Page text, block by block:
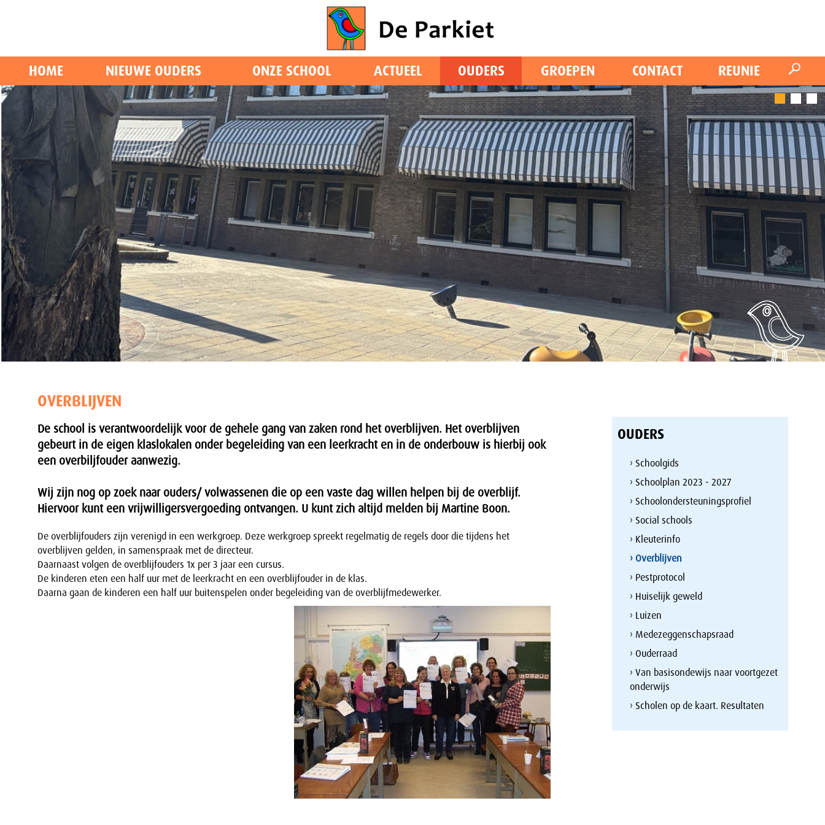
HOME NIEUWE OUDERS ONZE SCHOOL ACTUEEL OUDERS GROEPEN CONTACT REUNIE
OVERBLIJVEN
De school is verantwoordelijk voor de gehele gang van zaken rond het overblijven. Het overblijven
gebeurt in de eigen klaslokalen onder begeleiding van een leerkracht en in de onderbouw is hierbij ook
een overbiljfouder aanwezig.
Wij zijn nog op zoek naar ouders/ volwassenen die op een vaste dag willen helpen bij de overblijf.
Hiervoor kunt een vrijwilligersvergoeding ontvangen. U kunt zich altijd melden bij Martine Boon.
De overblijfouders zijn verenigd in een werkgroep. Deze werkgroep spreekt regelmatig de regels door die tijdens het
overblijven gelden, in samenspraak met de directeur.
Daarnaast volgen de overblijfouders 1x per 3 jaar een cursus.
De kinderen eten een half uur met de leerkracht en een overblijfouder in de klas.
Daarna gaan de kinderen een half uur buitenspelen onder begeleiding van de overblijfmedewerker.
OUDERS
› Schoolgids
› Schoolplan 2023 - 2027
› Schoolondersteuningsprofiel
› Social schools
› Kleuterinfo
› Overblijven
› Pestprotocol
› Huiselijk geweld
› Luizen
› Medezeggenschapsraad
› Ouderraad
› Van basisondewijs naar voortgezet
onderwijs
› Scholen op de kaart. Resultaten